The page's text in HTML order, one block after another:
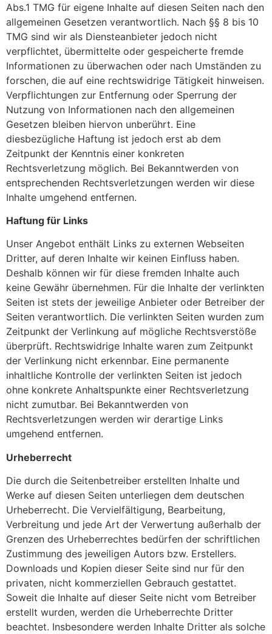
Abs.1 TMG für eigene Inhalte auf diesen Seiten nach den
allgemeinen Gesetzen verantwortlich. Nach §§ 8 bis 10
TMG sind wir als Diensteanbieter jedoch nicht
verpflichtet, übermittelte oder gespeicherte fremde
Informationen zu überwachen oder nach Umständen zu
forschen, die auf eine rechtswidrige Tätigkeit hinweisen.
Verpflichtungen zur Entfernung oder Sperrung der
Nutzung von Informationen nach den allgemeinen
Gesetzen bleiben hiervon unberührt. Eine
diesbezügliche Haftung ist jedoch erst ab dem
Zeitpunkt der Kenntnis einer konkreten
Rechtsverletzung möglich. Bei Bekanntwerden von
entsprechenden Rechtsverletzungen werden wir diese
Inhalte umgehend entfernen.
Haftung für Links
Unser Angebot enthält Links zu externen Webseiten
Dritter, auf deren Inhalte wir keinen Einfluss haben.
Deshalb können wir für diese fremden Inhalte auch
keine Gewähr übernehmen. Für die Inhalte der verlinkten
Seiten ist stets der jeweilige Anbieter oder Betreiber der
Seiten verantwortlich. Die verlinkten Seiten wurden zum
Zeitpunkt der Verlinkung auf mögliche Rechtsverstöße
überprüft. Rechtswidrige Inhalte waren zum Zeitpunkt
der Verlinkung nicht erkennbar. Eine permanente
inhaltliche Kontrolle der verlinkten Seiten ist jedoch
ohne konkrete Anhaltspunkte einer Rechtsverletzung
nicht zumutbar. Bei Bekanntwerden von
Rechtsverletzungen werden wir derartige Links
umgehend entfernen.
Urheberrecht
Die durch die Seitenbetreiber erstellten Inhalte und
Werke auf diesen Seiten unterliegen dem deutschen
Urheberrecht. Die Vervielfältigung, Bearbeitung,
Verbreitung und jede Art der Verwertung außerhalb der
Grenzen des Urheberrechtes bedürfen der schriftlichen
Zustimmung des jeweiligen Autors bzw. Erstellers.
Downloads und Kopien dieser Seite sind nur für den
privaten, nicht kommerziellen Gebrauch gestattet.
Soweit die Inhalte auf dieser Seite nicht vom Betreiber
erstellt wurden, werden die Urheberrechte Dritter
beachtet. Insbesondere werden Inhalte Dritter als solche